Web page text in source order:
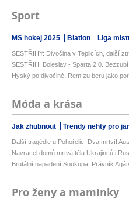
Sport
MS hokej 2025 Biatlon Liga
SESTŘIHY: Divočina v Teplicích, další
SESTŘIH: Boleslav - Sparta 2:0.
Hyský po divočině: Remízu beru jako
Móda a krása
Jak zhubnout Trendy nehty pro
Další tragédie u Pohořelic: Dva mrtví!
Navracel domů mrtvá těla Ukrajinců i
Brutální napadení Soukupa. Právník
Pro ženy a maminky